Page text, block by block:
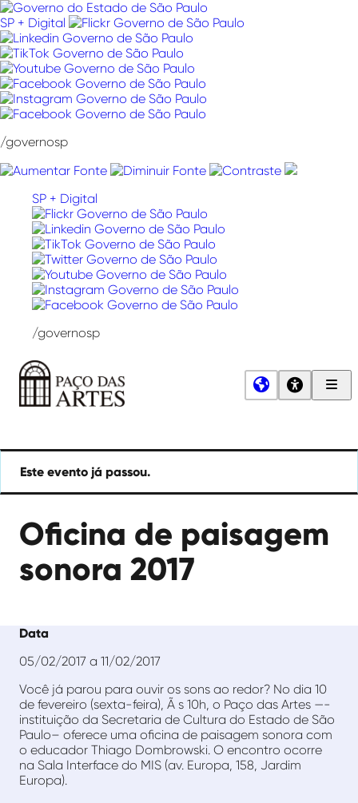
Pular
para
o
conteúdo
SP + Digital
/governosp
SP + Digital
/governosp
Artes
Este evento já passou.
Oficina de paisagem
sonora 2017
Data
05/02/2017 a 11/02/2017
Você já parou para ouvir os sons ao redor? No dia 10
de fevereiro (sexta-feira), Ã s 10h, o Paço das Artes —-
instituição da Secretaria de Cultura do Estado de São
Paulo– oferece uma oficina de paisagem sonora com
o educador Thiago Dombrowski. O encontro ocorre
na Sala Interface do MIS (av. Europa, 158, Jardim
Europa).